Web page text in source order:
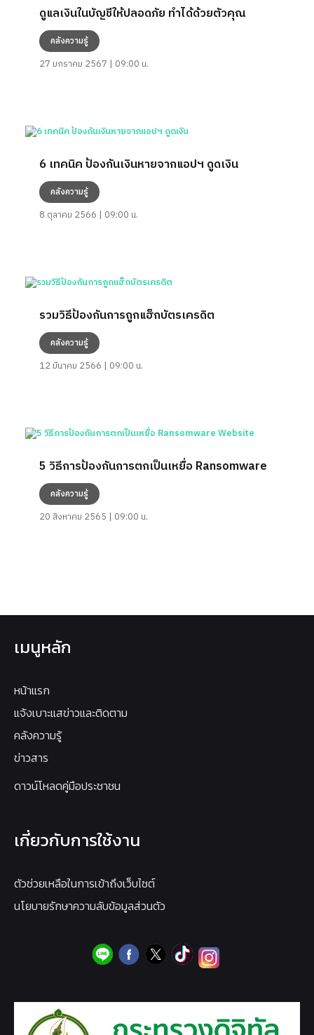
ดูแลเงินในบัญชีให้ปลอดภัย ทำได้ด้วยตัวคุณ
คลังความรู้
27 มกราคม 2567 | 09:00 น.
6 เทคนิค ป้องกันเงินหายจากแอปฯ ดูดเงิน
คลังความรู้
8 ตุลาคม 2566 | 09:00 น.
รวมวิธีป้องกันการถูกแฮ็กบัตรเครดิต
คลังความรู้
12 มีนาคม 2566 | 09:00 น.
5 วิธีการป้องกันการตกเป็นเหยื่อ Ransomware
คลังความรู้
20 สิงหาคม 2565 | 09:00 น.
เมนูหลัก
หน้าแรก
แจ้งเบาะแสข่าวและติดตาม
คลังความรู้
ข่าวสาร
ดาวน์โหลดคู่มือประชาชน
เกี่ยวกับการใช้งาน
ตัวช่วยเหลือในการเข้าถึงเว็บไซต์
นโยบายรักษาความลับข้อมูลส่วนตัว